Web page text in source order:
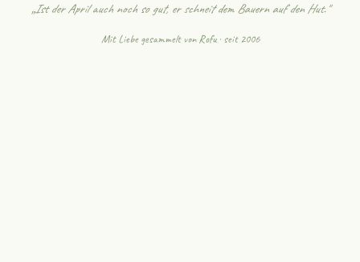
„Ist der April auch noch so gut, er schneit dem Bauern auf den Hut."
Mit Liebe gesammelt vonRofu· seit 2006